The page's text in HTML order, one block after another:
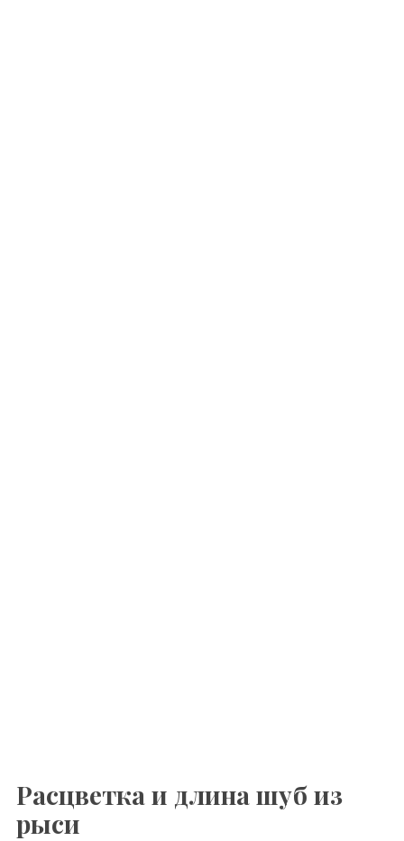
Расцветка и длина шуб из
рыси